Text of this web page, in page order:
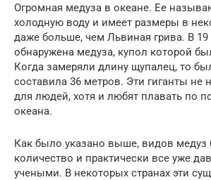
Огромная медуза в океане. Ее
холодную воду и имеет размеры в
даже больше, чем Львиная грива. В
обнаружена медуза, купол которой
Когда замеряли длину щупалец, то
составила 36 метров. Эти гиганты не
для людей, хотя и любят плавать по
океана.
Как было указано выше, видов медуз
количество и практически все уже
учеными. В некоторых странах эти